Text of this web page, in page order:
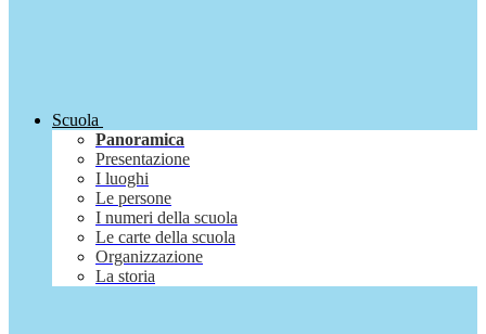
Scuola
Panoramica
Presentazione
I luoghi
Le persone
I numeri della scuola
Le carte della scuola
Organizzazione
La storia